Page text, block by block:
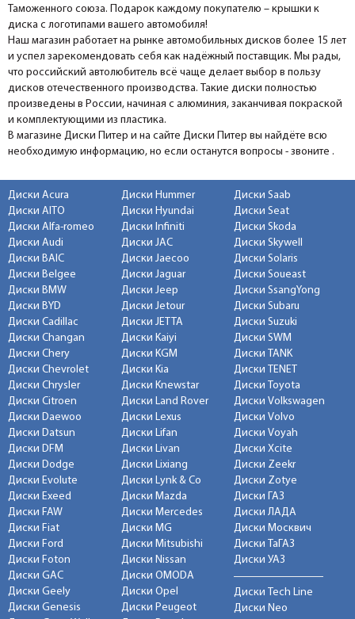
Таможенного союза. Подарок каждому покупателю – крышки к
диска с логотипами вашего автомобиля!
Наш магазин работает на рынке автомобильных дисков более 15 лет
и успел зарекомендовать себя как надёжный поставщик. Мы рады,
что российский автолюбитель всё чаще делает выбор в пользу
дисков отечественного производства. Такие диски полностью
произведены в России, начиная с алюминия, заканчивая покраской
и комплектующими из пластика.
В магазине Диски Питер и на сайте Диски Питер вы найдёте всю
необходимую информацию, но если останутся вопросы - звоните .
Диски Acura
Диски AITO
Диски Alfa-romeo
Диски Audi
Диски BAIC
Диски Belgee
Диски BMW
Диски BYD
Диски Cadillac
Диски Changan
Диски Chery
Диски Chevrolet
Диски Chrysler
Диски Citroen
Диски Daewoo
Диски Datsun
Диски DFM
Диски Dodge
Диски Evolute
Диски Exeed
Диски FAW
Диски Fiat
Диски Ford
Диски Foton
Диски GAC
Диски Geely
Диски Genesis
Диски Hummer
Диски Hyundai
Диски Infiniti
Диски JAC
Диски Jaecoo
Диски Jaguar
Диски Jeep
Диски Jetour
Диски JETTA
Диски Kaiyi
Диски KGM
Диски Kia
Диски Knewstar
Диски Land Rover
Диски Lexus
Диски Lifan
Диски Livan
Диски Lixiang
Диски Lynk & Co
Диски Mazda
Диски Mercedes
Диски MG
Диски Mitsubishi
Диски Nissan
Диски OMODA
Диски Opel
Диски Peugeot
Диски Saab
Диски Seat
Диски Skoda
Диски Skywell
Диски Solaris
Диски Soueast
Диски SsangYong
Диски Subaru
Диски Suzuki
Диски SWM
Диски TANK
Диски TENET
Диски Toyota
Диски Volkswagen
Диски Volvo
Диски Voyah
Диски Xcite
Диски Zeekr
Диски Zotye
Диски ГАЗ
Диски ЛАДА
Диски Москвич
Диски ТаГАЗ
Диски УАЗ
Диски Tech Line
Диски Neo